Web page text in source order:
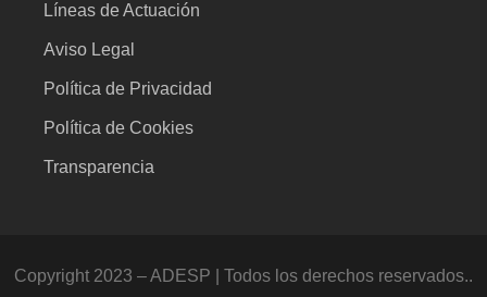
Líneas de Actuación
Aviso Legal
Política de Privacidad
Política de Cookies
Transparencia
Copyright 2023 – ADESP | Todos los derechos reservados..